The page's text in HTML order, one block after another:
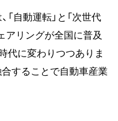
自動運転」と「次世代
アリングが全国に普及
代に変わりつつありま
合することで自動車産業